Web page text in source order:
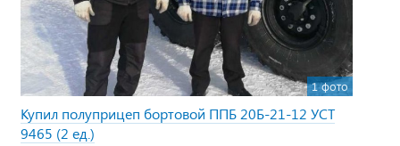
1 фото
Купил полуприцеп бортовой ППБ 20Б-21-12 УСТ
9465 (2 ед.)